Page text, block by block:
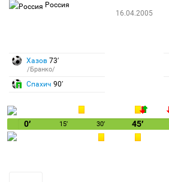
Россия
16.04.2005
Хазов 73′
/Бранко/
Спахич 90′
0′ 15′ 30′ 45′